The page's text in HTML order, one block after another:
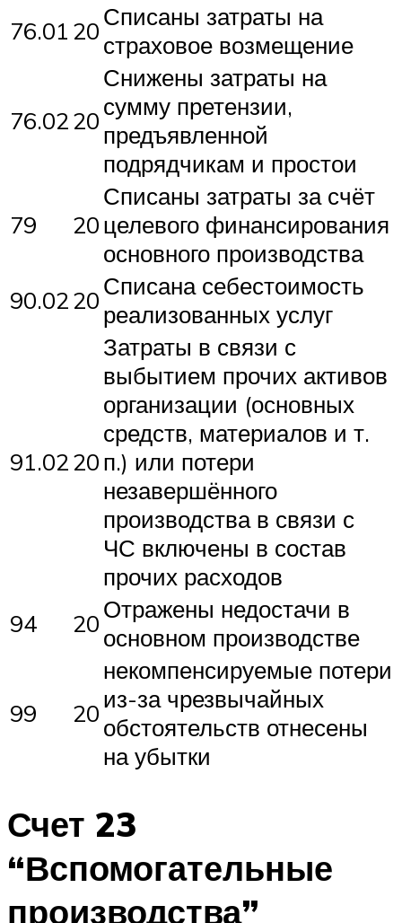
76.01 20Списаны затраты на
страховое возмещение
76.0220
Снижены затраты на
сумму претензии,
предъявленной
подрядчикам и простои
79 20
Списаны затраты за счёт
целевого финансирования
основного производства
90.0220Списана себестоимость
реализованных услуг
91.0220
Затраты в связи с
выбытием прочих активов
организации (основных
средств, материалов и т.
п.) или потери
незавершённого
производства в связи с
ЧС включены в состав
прочих расходов
94
20Отражены недостачи в
основном производстве
99 20
некомпенсируемые потери
из-за чрезвычайных
обстоятельств отнесены
на убытки
Счет 23
“Вспомогательные
производства”